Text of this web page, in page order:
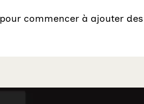
commencer à ajouter